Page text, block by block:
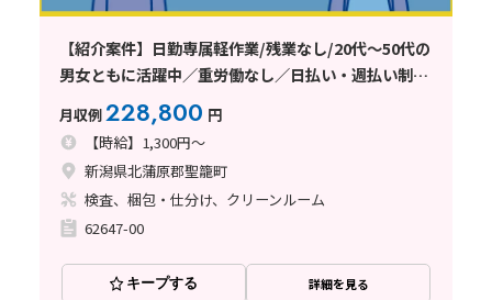
【紹介案件】日勤専属軽作業/残業なし/20代～50代の
男女ともに活躍中／重労働なし／日払い・週払い制度
月収例228,800 円
【時給】1,300円～
新潟県北蒲原郡聖籠町
検査、梱包・仕分け、クリーンルーム
62647-00
キープする 詳細を見る